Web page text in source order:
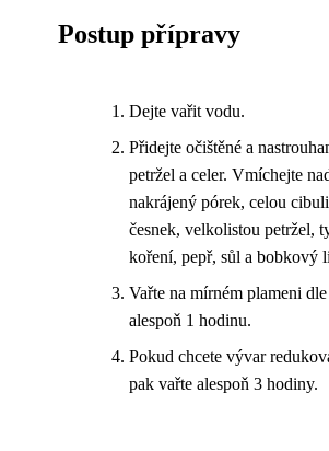
Postup přípravy
Dejte vařit vodu.
Přidejte očištěné a
petržel a celer. Vmíchejte
nakrájený pórek, celou
česnek, velkolistou petržel,
koření, pepř, sůl a bobkový
Vařte na mírném plameni
alespoň 1 hodinu.
Pokud chcete vývar
pak vařte alespoň 3 hodiny.